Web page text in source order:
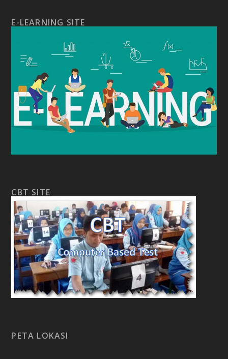
E-LEARNING SITE
CBT SITE
PETA LOKASI